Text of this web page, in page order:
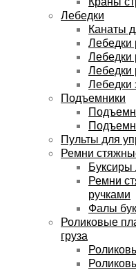
Лебедки
Канаты
Лебедки
Лебедки
Лебедки
Подъемники
Пульты для
Ремни
Буксиры
Ремни
ручками
Фалы
Роликовые
груза